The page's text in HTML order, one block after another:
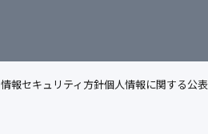
情報セキュリティ方針個人情報に関する公